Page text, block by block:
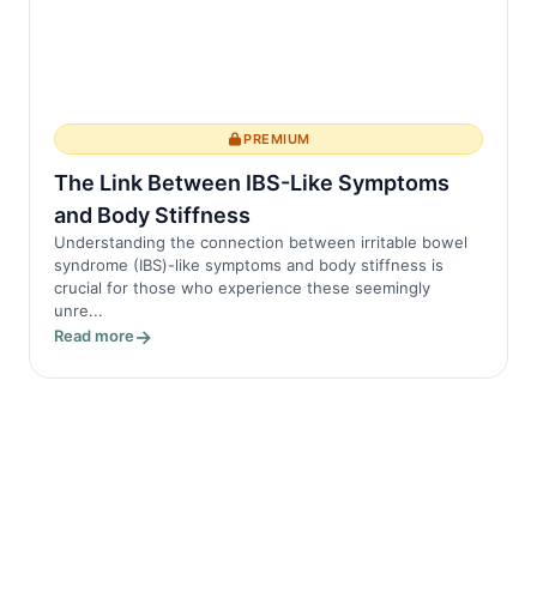
PREMIUM
The Link Between IBS-Like Symptoms
and Body Stiffness
Understanding the connection between irritable bowel
syndrome (IBS)-like symptoms and body stiffness is
crucial for those who experience these seemingly
unre...
Read more